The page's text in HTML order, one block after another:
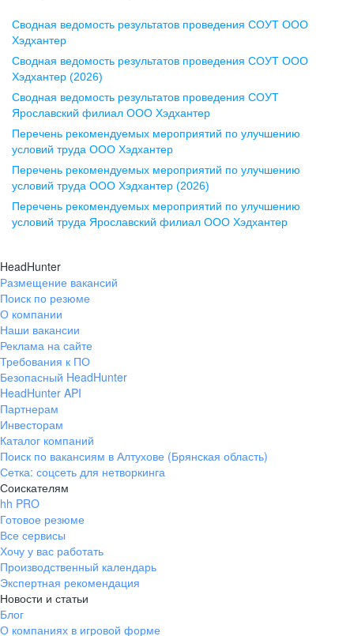
Воронеж
ул. Комиссаржевской, д. 10,
офис 1212
+7 473 280-05-05
pr@vrn.hh.ru
ул. Спартаковская, д. 2А, этаж 3,
помещение 15
+7 843 212-12-50
Екатеринбург
ул. Боевых Дружин, стр. 20,
+7 343 226-79-99
pr@ural.hh.ru
ул. Янковского, д. 169, 7 этаж,
706 каб.
+7 861 205-55-57
pr@krd.hh.ru
Владивосток
пер. Ланинский д. 4, офис 3.4
+7 423 202-33-28
pr@dv.hh.ru
Новосибирск
Сводная ведомость результатов проведения СОУТ ООО
Хэдхантер
Сводная ведомость результатов проведения СОУТ ООО
Хэдхантер (2026)
Сводная ведомость результатов проведения СОУТ
Ярославский филиал ООО Хэдхантер
Перечень рекомендуемых мероприятий по улучшению
условий труда ООО Хэдхантер
Перечень рекомендуемых мероприятий по улучшению
условий труда ООО Хэдхантер (2026)
Перечень рекомендуемых мероприятий по улучшению
условий труда Ярославский филиал ООО Хэдхантер
HeadHunter
Размещение вакансий
Поиск по резюме
О компании
Наши вакансии
Реклама на сайте
Требования к ПО
Безопасный HeadHunter
HeadHunter API
Партнерам
Инвесторам
Каталог компаний
Поиск по вакансиям в Алтухове (Брянская область)
Сетка: соцсеть для нетворкинга
Соискателям
hh PRO
Готовое резюме
Все сервисы
Хочу у вас работать
Производственный календарь
Экспертная рекомендация
Новости и статьи
Блог
О компаниях в игровой форме